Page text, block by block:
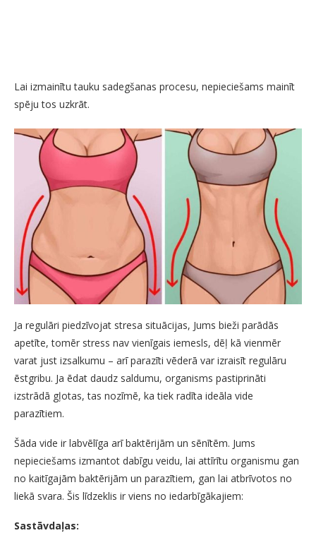
Lai izmainītu tauku sadegšanas procesu, nepieciešams mainīt
spēju tos uzkrāt.
Ja regulāri piedzīvojat stresa situācijas, Jums bieži parādās
apetīte, tomēr stress nav vienīgais iemesls, dēļ kā vienmēr
varat just izsalkumu – arī parazīti vēderā var izraisīt regulāru
ēstgribu. Ja ēdat daudz saldumu, organisms pastiprināti
izstrādā gļotas, tas nozīmē, ka tiek radīta ideāla vide
parazītiem.
Šāda vide ir labvēlīga arī baktērijām un sēnītēm. Jums
nepieciešams izmantot dabīgu veidu, lai attīrītu organismu gan
no kaitīgajām baktērijām un parazītiem, gan lai atbrīvotos no
liekā svara. Šis līdzeklis ir viens no iedarbīgākajiem:
Sastāvdaļas: